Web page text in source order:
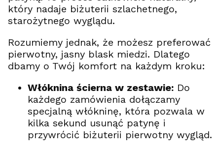
który nadaje biżuterii szlachetnego,
starożytnego wyglądu.
Rozumiemy jednak, że możesz preferować
pierwotny, jasny blask miedzi. Dlatego
dbamy o Twój komfort na każdym kroku:
Włóknina ścierna w zestawie: Do
każdego zamówienia dołączamy
specjalną włókninę, która pozwala w
kilka sekund usunąć patynę i
przywrócić biżuterii pierwotny wygląd.